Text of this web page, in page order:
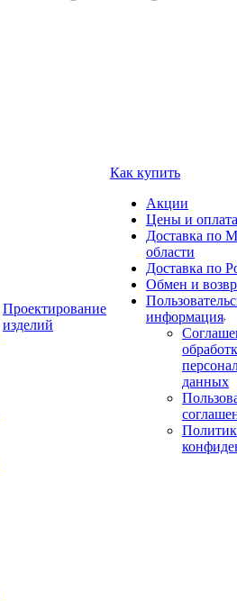
Проектирование
изделий
Как купить
Акции
Цены и оплата
Доставка по
области
Доставка по
Обмен и
информация
данных